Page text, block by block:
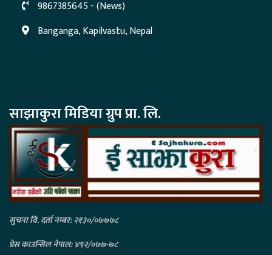
9867385645 - (News)
Banganga, Kapilvastu, Nepal
साझाकुरा मिडिया ग्रुप प्रा. लि.
सुचना वि. दर्ता नम्बर: २१३०/०७७७८
प्रेस काउन्सिल नेपाल: ४९२/०७७-७८